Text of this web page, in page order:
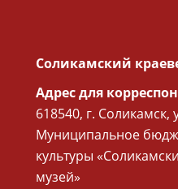
Соликамский
Адрес для
618540, г.
Муниципальное
культуры
музей»